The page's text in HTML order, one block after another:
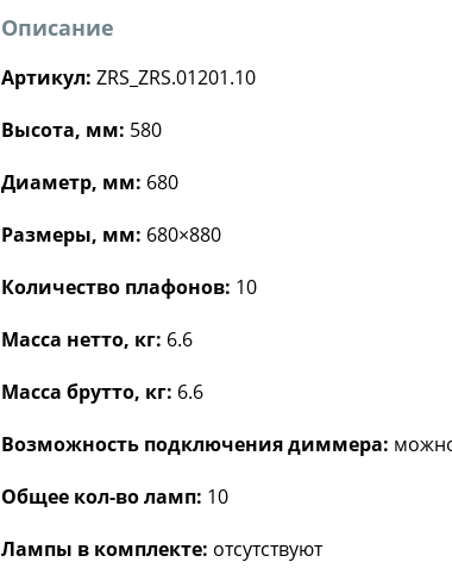
Описание
Артикул: ZRS_ZRS.01201.10
Высота, мм: 580
Диаметр, мм: 680
Размеры, мм: 680×880
Количество плафонов: 10
Масса нетто, кг: 6.6
Масса брутто, кг: 6.6
Возможность подключения диммера:
Общее кол-во ламп: 10
Лампы в комплекте: отсутствуют